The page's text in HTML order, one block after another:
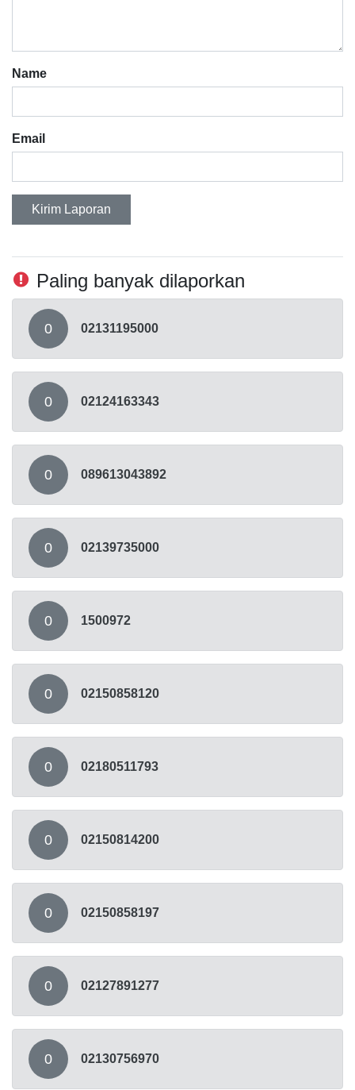
Name
Email
Kirim Laporan
Paling banyak dilaporkan
0 02131195000
0 02124163343
0 089613043892
0 02139735000
0 1500972
0 02150858120
0 02180511793
0 02150814200
0 02150858197
0 02127891277
0 02130756970